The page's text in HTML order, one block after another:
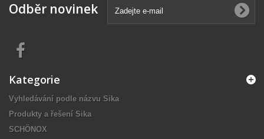
Odběr novinek
Kategorie
Vyhledávání podle názvu Sika
Produkty a řešení Sika
SCHÖNOX